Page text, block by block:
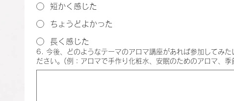
短かく感じた
ちょうどよかった
長く感じた
6. 今後、どのようなテーマのアロマ講座があれば参加してみた
ださい。(例：アロマで手作り化粧水、安眠のためのアロマ、